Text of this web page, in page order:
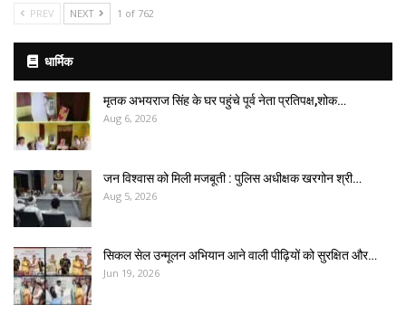
PREV NEXT 1 of 762
धार्मिक
मृतक अभयराज सिंह के घर पहुंचे पूर्व नेता प्रतिपक्ष,शोक…
Aug 6, 2026
जन विश्वास को मिली मजबूती : पुलिस अधीक्षक खरगोन श्री…
Aug 5, 2026
सिकल सेल उन्मूलन अभियान आने वाली पीढ़ियों को सुरक्षित और…
Jun 19, 2026